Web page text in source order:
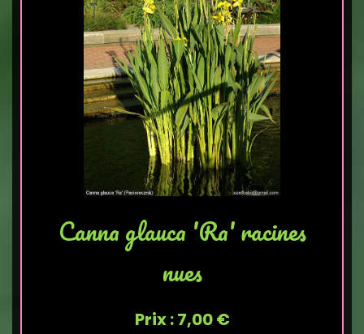
Canna glauca 'Ra' racines
nues
Prix : 7,00 €